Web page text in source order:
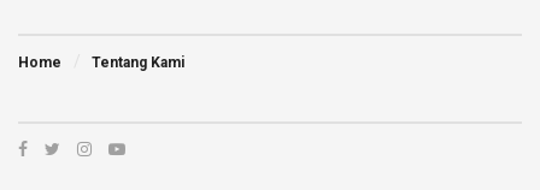
Home Tentang Kami